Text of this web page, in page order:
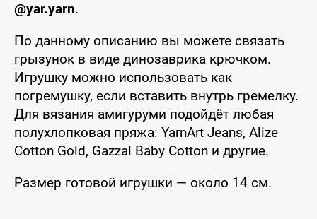
@yar.yarn.
По данному описанию вы можете связать
грызунок в виде динозаврика крючком.
Игрушку можно использовать как
погремушку, если вставить внутрь гремелку.
Для вязания амигуруми подойдёт любая
полухлопковая пряжа: YarnArt Jeans, Alize
Cotton Gold, Gazzal Baby Cotton и другие.
Размер готовой игрушки — около 14 см.